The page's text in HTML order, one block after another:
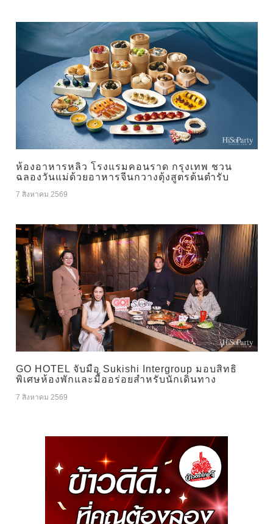
ห้องอาหารหลิว โรงแรมคอนราด กรุงเทพ ชวน
ฉลองวันแม่ด้วยอาหารจีนกวางตุ้งสูตรต้นตำรับ
7 สิงหาคม 2569
GO HOTEL จับมือ Sukishi Intergroup มอบสิทธิ
พิเศษห้องพักและมื้ออร่อยสำหรับนักเดินทาง
7 สิงหาคม 2569